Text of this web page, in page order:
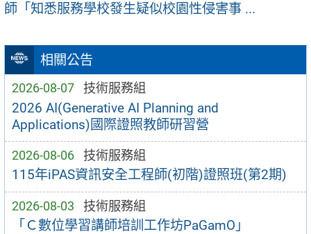
相關公告
2026-08-07 技術服務組
2026 AI(Generative AI Planning and
Applications)國際證照教師研習營
2026-08-06 技術服務組
115年iPAS資訊安全工程師(初階)證照班(第2期)
2026-08-03 技術服務組
「Ｃ數位學習講師培訓工作坊PaGamO」
師「知悉服務學校發生疑似校園性侵害事 ...